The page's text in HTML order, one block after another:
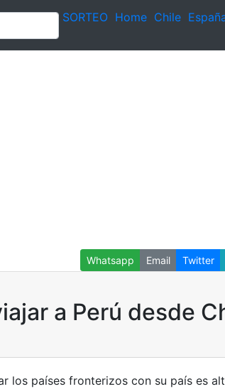
SORTEO Home Chile
Whatsapp Email Twitter
a Perú desde
los países fronterizos con su país es